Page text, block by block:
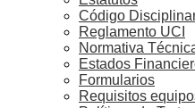
Código
Reglamento UCI
Normativa
Estados
Formularios
Requisitos